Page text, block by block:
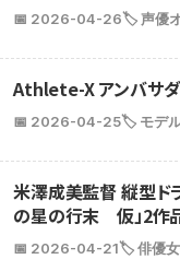
📅 2026-04-26🏷️ 声優
Athlete-X アンバサ
📅 2026-04-25🏷️ モデ
米澤成美監督 縦型ド
の星の行末 仮」2作
📅 2026-04-21🏷️ 俳優女